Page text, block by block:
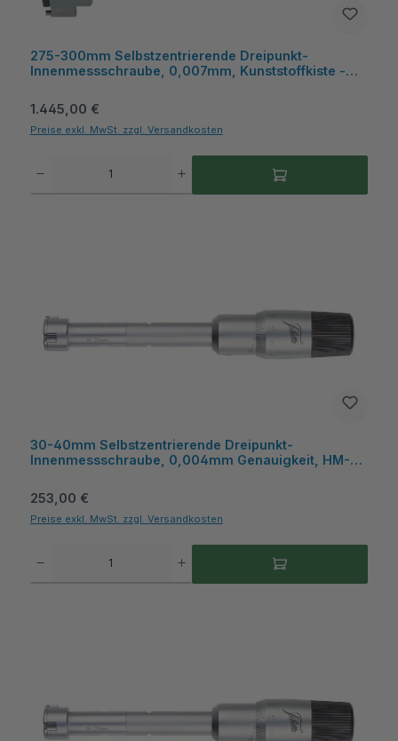
275-300mm Selbstzentrierende Dreipunkt-
Innenmessschraube, 0,007mm, Kunststoffkiste -
Regulärer Preis:
1.445,00 €
Preise exkl. MwSt. zzgl. Versandkosten
30-40mm Selbstzentrierende Dreipunkt-
Innenmessschraube, 0,004mm Genauigkeit, HM-
Regulärer Preis:
253,00 €
Preise exkl. MwSt. zzgl. Versandkosten